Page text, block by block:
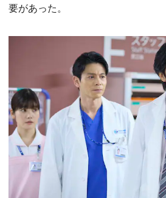
要があった。